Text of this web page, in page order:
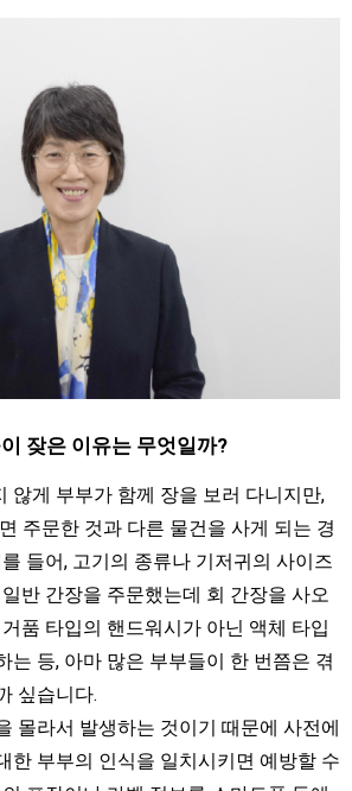
잦은 이유는 무엇일까?
게 부부가 함께 장을 보러 다니지만,
주문한 것과 다른 물건을 사게 되는 경
들어, 고기의 종류나 기저귀의 사이즈
반 간장을 주문했는데 회 간장을 사오
품 타입의 핸드워시가 아닌 액체 타입
는 등, 아마 많은 부부들이 한 번쯤은 겪
싶습니다.
몰라서 발생하는 것이기 때문에 사전에
한 부부의 인식을 일치시키면 예방할 수